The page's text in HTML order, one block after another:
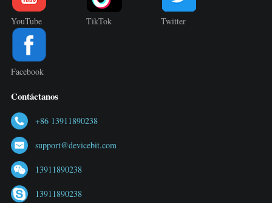
YouTube TikTok Twitter
Facebook
Contáctanos
+86 13911890238
support@devicebit.com
13911890238
13911890238